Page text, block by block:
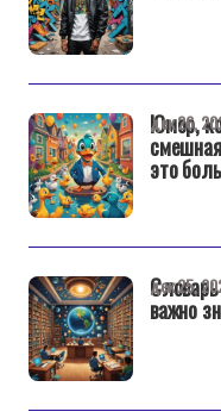
Юмор,
это
дек 26,
важно
дек 25,